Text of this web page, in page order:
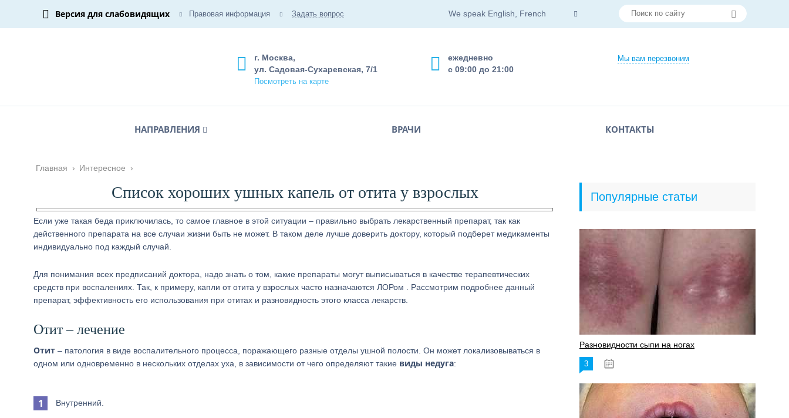
Версия для слабовидящих Правовая информация Задать вопрос We speak English, French
Мы вам перезвоним
ежедневно
с 09:00 до 21:00
г. Москва,
ул. Садовая-Сухаревская, 7/1
Посмотреть на карте
НАПРАВЛЕНИЯ ВРАЧИ КОНТАКТЫ
Главная › Интересное ›
Список хороших ушных капель от отита у взрослых
Если уже такая беда приключилась, то самое главное в этой ситуации – правильно выбрать лекарственный препарат, так как
действенного препарата на все случаи жизни быть не может. В таком деле лучше доверить доктору, который подберет медикаменты
индивидуально под каждый случай.
Для понимания всех предписаний доктора, надо знать о том, какие препараты могут выписываться в качестве терапевтических
средств при воспалениях. Так, к примеру, капли от отита у взрослых часто назначаются ЛОРом . Рассмотрим подробнее данный
препарат, эффективность его использования при отитах и разновидность этого класса лекарств.
Отит – лечение
Отит – патология в виде воспалительного процесса, поражающего разные отделы ушной полости. Он может локализовываться в
одном или одновременно в нескольких отделах уха, в зависимости от чего определяют такие виды недуга:
Внутренний.
Популярные статьи
Разновидности сыпи на ногах
3